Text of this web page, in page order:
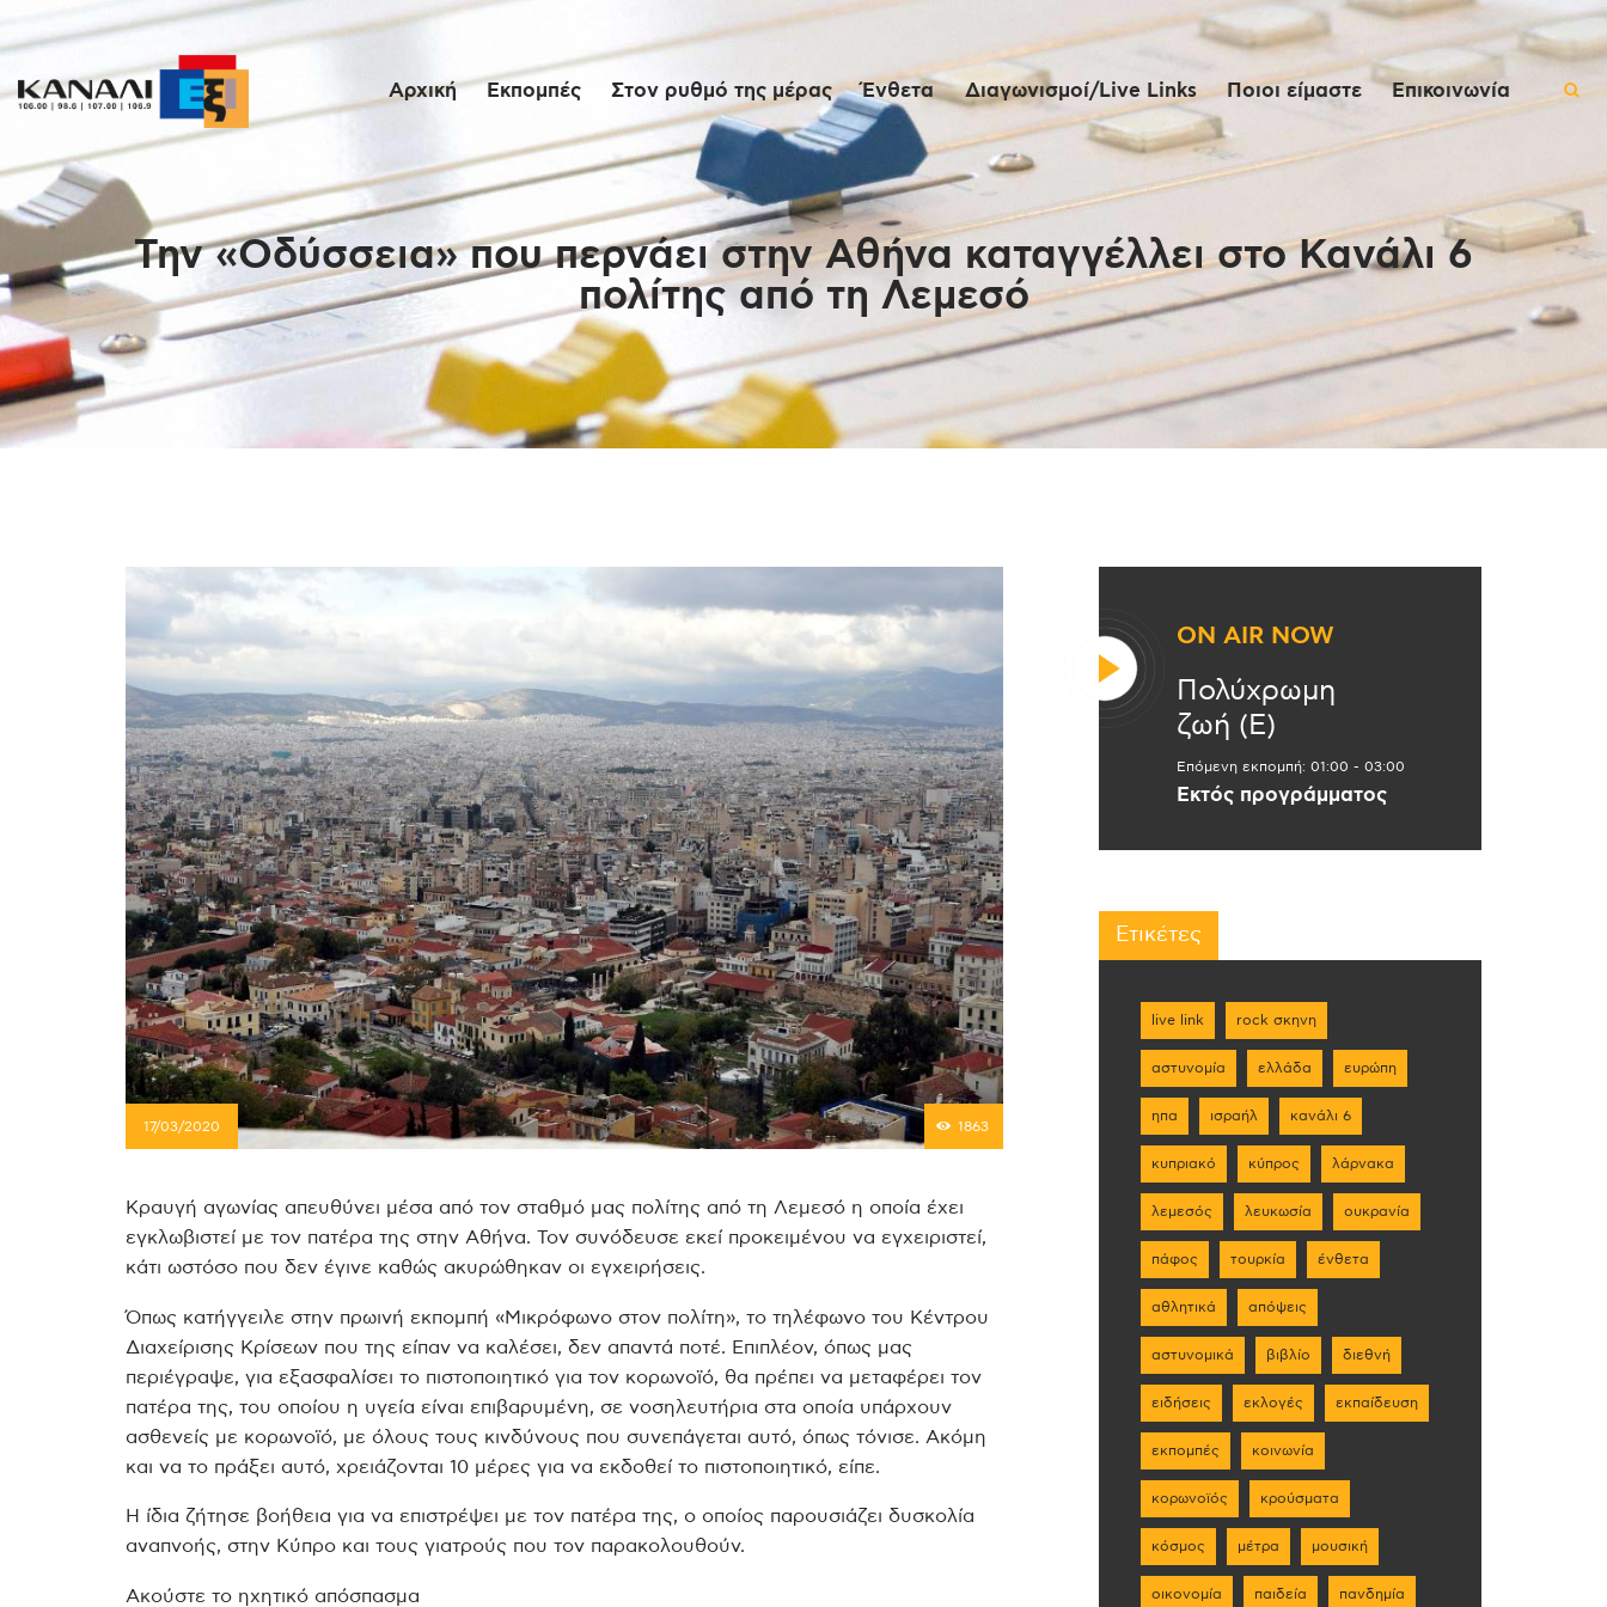
Αρχική Εκπομπές Στον ρυθμό της μέρας Ένθετα Διαγωνισμοί/Live Links Ποιοι είμαστε Επικοινωνία
Την «Οδύσσεια» που περνάει στην Αθήνα καταγγέλλει στο Κανάλι 6
πολίτης από τη Λεμεσό
Αρχική
Εκπομπές
Στον ρυθμό της
μέρας
Ένθετα
Διαγωνισμοί/Live
Links
Επικοινωνία
17/03/2020 1863
Κραυγή αγωνίας απευθύνει μέσα από τον σταθμό μας πολίτης από τη Λεμεσό η οποία έχει
εγκλωβιστεί με τον πατέρα της στην Αθήνα. Τον συνόδευσε εκεί προκειμένου να εγχειριστεί,
κάτι ωστόσο που δεν έγινε καθώς ακυρώθηκαν οι εγχειρήσεις.
Όπως κατήγγειλε στην πρωινή εκπομπή «Μικρόφωνο στον πολίτη», το τηλέφωνο του Κέντρου
Διαχείρισης Κρίσεων που της είπαν να καλέσει, δεν απαντά ποτέ. Επιπλέον, όπως μας
περιέγραψε, για εξασφαλίσει το πιστοποιητικό για τον κορωνοϊό, θα πρέπει να μεταφέρει τον
πατέρα της, του οποίου η υγεία είναι επιβαρυμένη, σε νοσηλευτήρια στα οποία υπάρχουν
ασθενείς με κορωνοϊό, με όλους τους κινδύνους που συνεπάγεται αυτό, όπως τόνισε. Ακόμη
και να το πράξει αυτό, χρειάζονται 10 μέρες για να εκδοθεί το πιστοποιητικό, είπε.
Η ίδια ζήτησε βοήθεια για να επιστρέψει με τον πατέρα της, ο οποίος παρουσιάζει δυσκολία
αναπνοής, στην Κύπρο και τους γιατρούς που τον παρακολουθούν.
Ακούστε το ηχητικό απόσπασμα
ON AIR NOW
Πολύχρωμη
ζωή (Ε)
Επόμενη εκπομπή: 01:00 - 03:00
Εκτός προγράμματος
Ετικέτες
live link rock σκηνη
αστυνομία ελλάδα ευρώπη
ηπα ισραήλ κανάλι 6
κυπριακό κύπρος λάρνακα
λεμεσός λευκωσία ουκρανία
πάφος τουρκία ένθετα
αθλητικά απόψεις
αστυνομικά βιβλίο διεθνή
ειδήσεις εκλογές εκπαίδευση
εκπομπές κοινωνία
κορωνοϊός κρούσματα
κόσμος μέτρα μουσική
οικονομία παιδεία πανδημία